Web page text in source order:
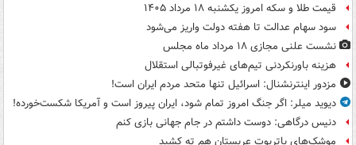
قیمت طلا و سکه امروز یکشنبه ۱۸ مرداد ۱۴۰۵
سود سهام عدالت تا هفته دولت واریز می‌شود
نشست علنی مجازی ۱۸ مرداد ماه مجلس
هزینه باورنکردنی تیم‌های غیرفوتبالی استقلال
مزدور اینترنشنال: اسرائیل تنها متحد مردم ایران است!
دیوید میلر: اگر جنگ امروز تمام شود، ایران پیروز است و آمریکا شکست‌خورده!
دنیس درگاهی: دوست داشتم در جام جهانی بازی کنم
موشک‌های پاتریوت عربستان هم ته‌ کشید